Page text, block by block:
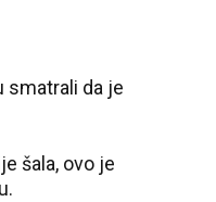
smatrali da je
šala, ovo je